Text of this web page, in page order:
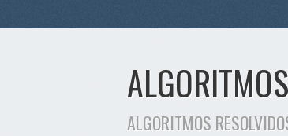
ALGORITMOS